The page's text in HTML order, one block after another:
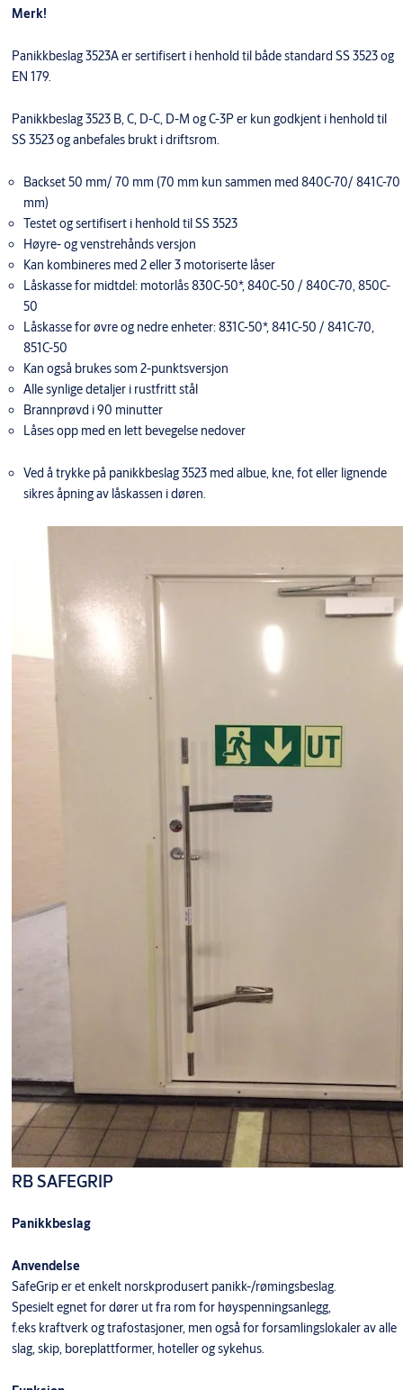
Merk!
Panikkbeslag 3523A er sertifisert i henhold til både standard SS 3523 og
EN 179.
Panikkbeslag 3523 B, C, D-C, D-M og C-3P er kun godkjent i henhold til
SS 3523 og anbefales brukt i driftsrom.
Backset 50 mm/ 70 mm (70 mm kun sammen med 840C-70/ 841C-70
mm)
Testet og sertifisert i henhold til SS 3523
Høyre- og venstrehånds versjon
Kan kombineres med 2 eller 3 motoriserte låser
Låskasse for midtdel: motorlås 830C-50*, 840C-50 / 840C-70, 850C-
50
Låskasse for øvre og nedre enheter: 831C-50*, 841C-50 / 841C-70,
851C-50
Kan også brukes som 2-punktsversjon
Alle synlige detaljer i rustfritt stål
Brannprøvd i 90 minutter
Låses opp med en lett bevegelse nedover
Ved å trykke på panikkbeslag 3523 med albue, kne, fot eller lignende
sikres åpning av låskassen i døren.
RB SAFEGRIP
Panikkbeslag
Anvendelse
SafeGrip er et enkelt norskprodusert panikk-/rømingsbeslag.
Spesielt egnet for dører ut fra rom for høyspenningsanlegg,
f.eks kraftverk og trafostasjoner, men også for forsamlingslokaler av alle
slag, skip, boreplattformer, hoteller og sykehus.